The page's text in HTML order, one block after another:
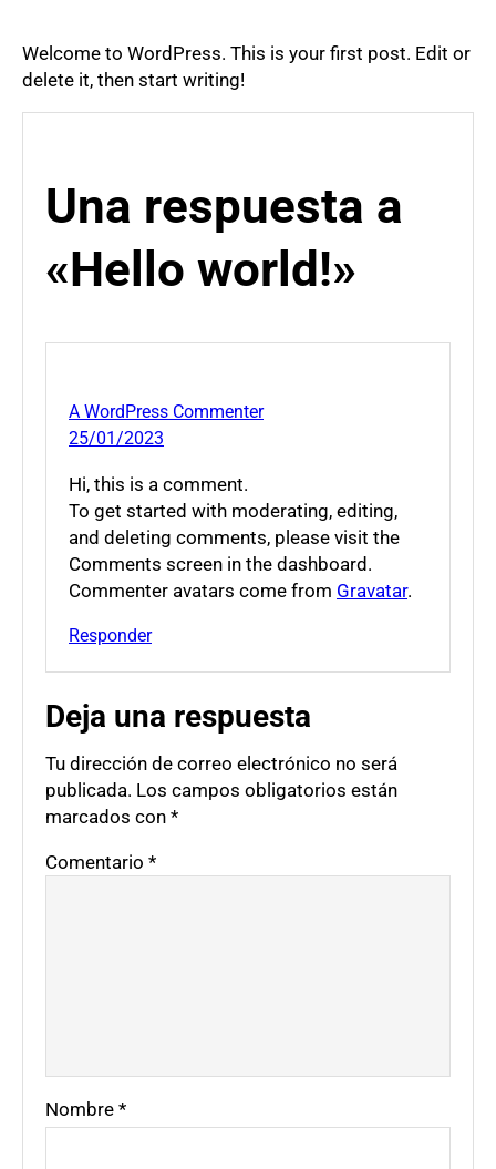
Welcome to WordPress. This is your first post. Edit or
delete it, then start writing!
Una respuesta a
«Hello world!»
A WordPress Commenter
25/01/2023
Hi, this is a comment.
To get started with moderating, editing,
and deleting comments, please visit the
Comments screen in the dashboard.
Commenter avatars come from Gravatar.
Responder
Deja una respuesta
Tu dirección de correo electrónico no será
publicada. Los campos obligatorios están
marcados con *
Comentario *
Nombre *